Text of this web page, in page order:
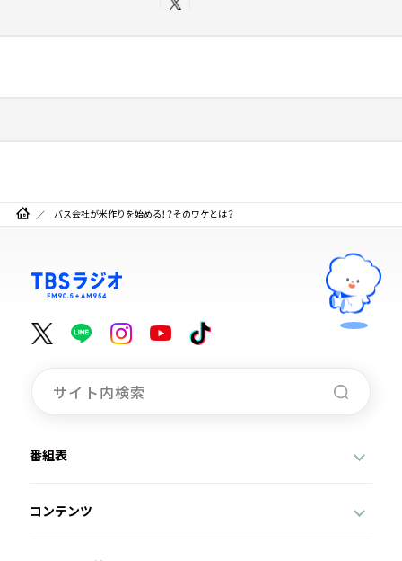
バス会社が米作りを始める！？そのワケとは？
番組表
コンテンツ